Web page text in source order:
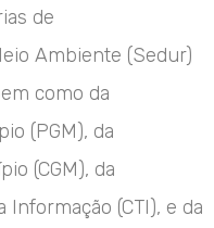
de
Ambiente (Sedur)
como da
(PGM), da
(CGM), da
Informação (CTI), e da